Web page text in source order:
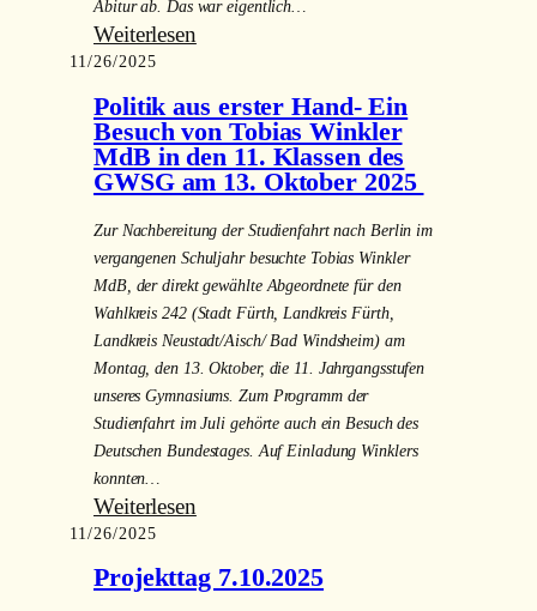
Abitur ab. Das war eigentlich…
Weiterlesen:
den
Anfang“
(Fränkische
vom
10.10.25) Besuch
des
Hohen
Repräsentanten
von
Bosnien
und
Bundesminister
Christian
11/26/2025
Politik aus erster Hand- Ein
Besuch von Tobias Winkler
MdB in den 11. Klassen des
GWSG am 13. Oktober 2025
Zur Nachbereitung der Studienfahrt nach Berlin im
vergangenen Schuljahr besuchte Tobias Winkler
MdB, der direkt gewählte Abgeordnete für den
Wahlkreis 242 (Stadt Fürth, Landkreis Fürth,
Landkreis Neustadt/Aisch/ Bad Windsheim) am
Montag, den 13. Oktober, die 11. Jahrgangsstufen
unseres Gymnasiums. Zum Programm der
Studienfahrt im Juli gehörte auch ein Besuch des
Deutschen Bundestages. Auf Einladung Winklers
konnten…
Weiterlesen:
aus
erster
11/26/2025
Projekttag 7.10.2025